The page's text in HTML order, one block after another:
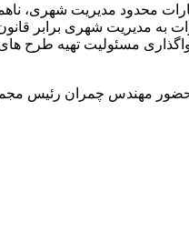
محدود مدیریت شهری،
مدیریت شهری برابر
مسئولیت تهیه طرح
مهندس چمران رئیس